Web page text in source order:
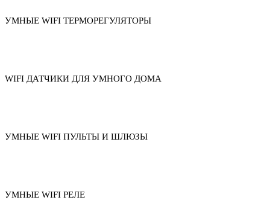
УМНЫЕ WIFI ТЕРМОРЕГУЛЯТОРЫ
WIFI ДАТЧИКИ ДЛЯ УМНОГО ДОМА
УМНЫЕ WIFI ПУЛЬТЫ И ШЛЮЗЫ
УМНЫЕ WIFI РЕЛЕ